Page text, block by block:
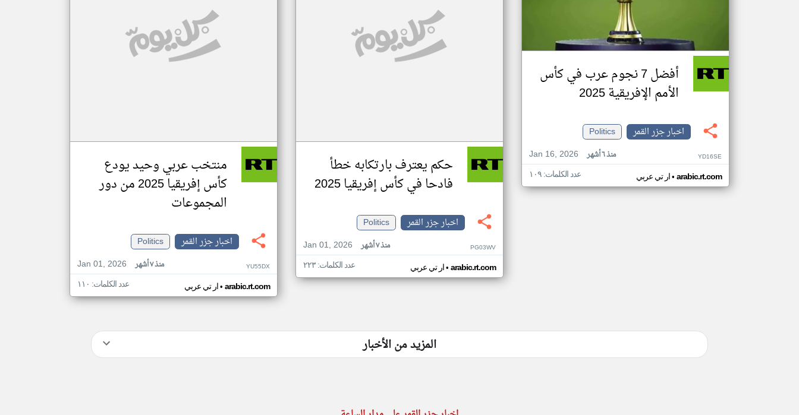
أفضل 7 نجوم عرب في كأس
الأمم الإفريقية 2025
اخبار جزر القمر
Politics
Jan 16, 2026
منذ ٦ أشهر YD16SE
ار تي عربي• arabic.rt.com عدد الكلمات: ١٠٩
حكم يعترف بارتكابه خطأ
فادحا في كأس إفريقيا 2025
اخبار جزر القمر
Politics
Jan 01, 2026
منذ ٧ أشهر PG03WV
ار تي عربي• arabic.rt.com عدد الكلمات: ٢٢٣
منتخب عربي وحيد يودع
كأس إفريقيا 2025 من دور
المجموعات
اخبار جزر القمر
Politics
Jan 01, 2026
منذ ٧ أشهر YU55DX
ار تي عربي• arabic.rt.com عدد الكلمات: ١١٠
المزيد من الأخبار